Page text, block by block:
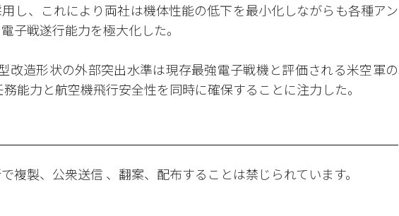
し、これにより両社は機体性能の低下を最小化しながらも各種アン
子戦遂行能力を極大化した。
改造形状の外部突出水準は現存最強電子戦機と評価される米空軍の
能力と航空機飛行安全性を同時に確保することに注力した。
複製、公衆送信 、翻案、配布することは禁じられています。